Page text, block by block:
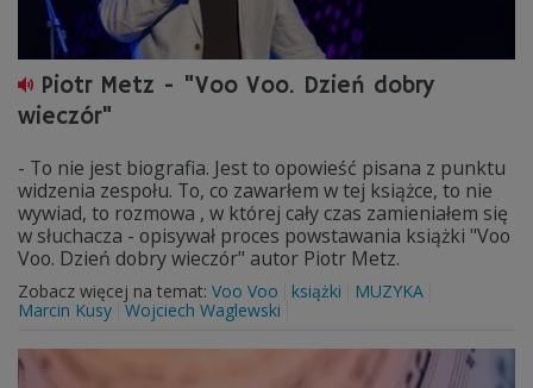
Piotr Metz - "Voo Voo. Dzień dobry
wieczór"
- To nie jest biografia. Jest to opowieść pisana z punktu
widzenia zespołu. To, co zawarłem w tej książce, to nie
wywiad, to rozmowa , w której cały czas zamieniałem się
w słuchacza - opisywał proces powstawania książki "Voo
Voo. Dzień dobry wieczór" autor Piotr Metz.
Zobacz więcej na temat: Voo Voo książki
MUZYKA
Marcin Kusy Wojciech Waglewski